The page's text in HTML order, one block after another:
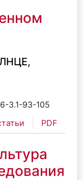
3.1-93-105
PDF